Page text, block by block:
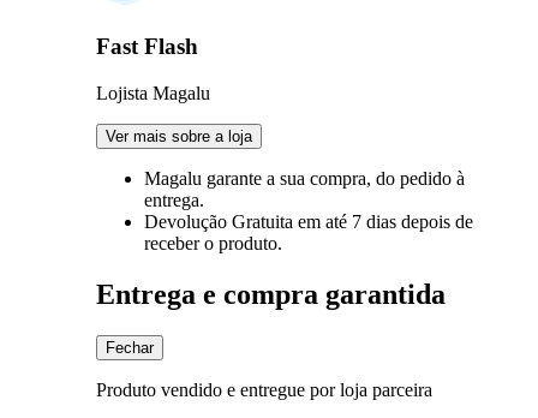
Fast Flash
Lojista Magalu
Ver mais sobre a loja
Magalu garante a sua compra, do pedido à
entrega.
Devolução Gratuita em até 7 dias depois de
receber o produto.
Entrega e compra garantida
Fechar
Produto vendido e entregue por loja parceira